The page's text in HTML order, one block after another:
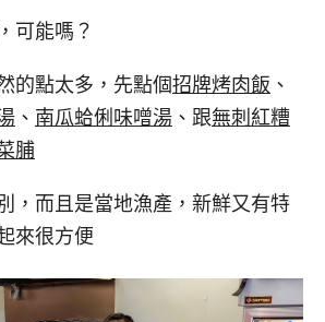
可能嗎？
的點太多，先點個招牌烤肉飯 、
、 南瓜蛤俐味噌湯 、跟無刺紅糟
脯
，而且是當地漁產，新鮮又有特
來很方便